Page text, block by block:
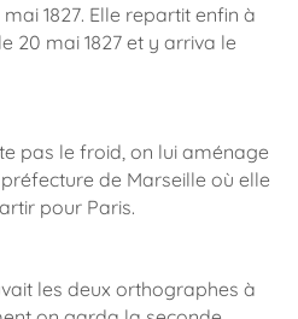
1827. Elle repartit enfin à
20 mai 1827 et y arriva le
pas le froid, on lui aménage
de Marseille où elle
pour Paris.
les deux orthographes à